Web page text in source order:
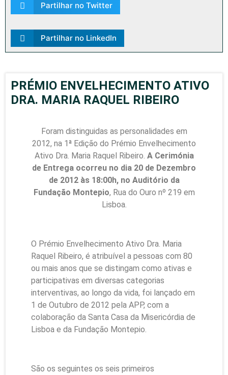
Partilhar no Twitter
Partilhar no LinkedIn
PRÉMIO ENVELHECIMENTO ATIVO
DRA. MARIA RAQUEL RIBEIRO
Foram distinguidas as personalidades em
2012, na 1ª Edição do Prémio Envelhecimento
Ativo Dra. Maria Raquel Ribeiro. A Cerimónia
de Entrega ocorreu no dia 20 de Dezembro
de 2012 às 18:00h, no Auditório da
Fundação Montepio, Rua do Ouro nº 219 em
Lisboa.
O Prémio Envelhecimento Ativo Dra. Maria
Raquel Ribeiro, é atribuível a pessoas com 80
ou mais anos que se distingam como ativas e
participativas em diversas categorias
interventivas, ao longo da vida, foi lançado em
1 de Outubro de 2012 pela APP, com a
colaboração da Santa Casa da Misericórdia de
Lisboa e da Fundação Montepio.
São os seguintes os seis primeiros